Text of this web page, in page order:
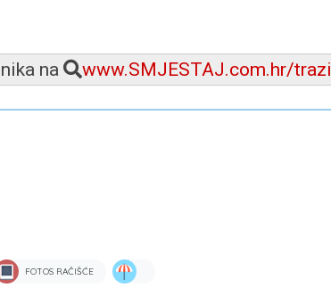
na www.SMJESTAJ.com.hr/trazi
FOTOS RAČIŠĆE